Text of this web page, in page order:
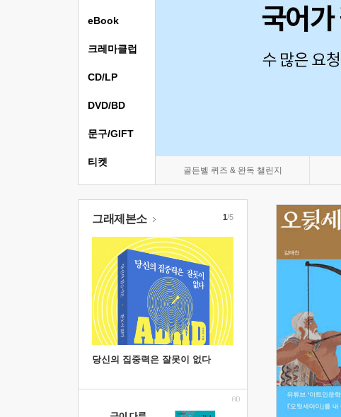
골든벨 퀴즈 & 완독 챌린지
eBook
크레마클럽
CD/LP
DVD/BD
문구/GIFT
티켓
그래제본소
당신의 집중력은 잘못이 없다
1/5